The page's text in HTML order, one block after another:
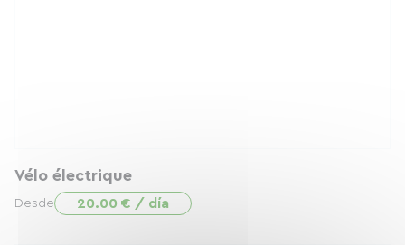
Vélo électrique
Desde 20.00 € / día